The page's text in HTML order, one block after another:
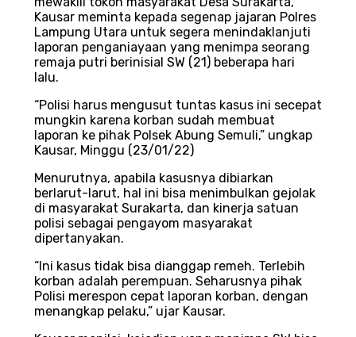
Kausar meminta kepada segenap jajaran Polres
Lampung Utara untuk segera menindaklanjuti
laporan penganiayaan yang menimpa seorang
remaja putri berinisial SW (21) beberapa hari
lalu.
“Polisi harus mengusut tuntas kasus ini secepat
mungkin karena korban sudah membuat
laporan ke pihak Polsek Abung Semuli,” ungkap
Kausar, Minggu (23/01/22)
Menurutnya, apabila kasusnya dibiarkan
berlarut-larut, hal ini bisa menimbulkan gejolak
di masyarakat Surakarta, dan kinerja satuan
polisi sebagai pengayom masyarakat
dipertanyakan.
“Ini kasus tidak bisa dianggap remeh. Terlebih
korban adalah perempuan. Seharusnya pihak
Polisi merespon cepat laporan korban, dengan
menangkap pelaku,” ujar Kausar.